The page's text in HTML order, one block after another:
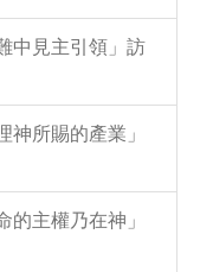
中見主引領」訪
神所賜的產業」
的主權乃在神」